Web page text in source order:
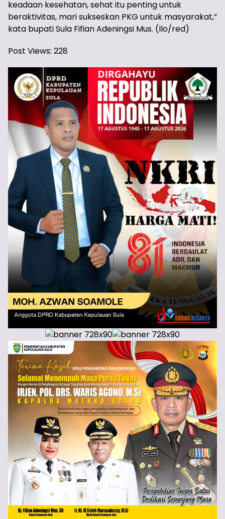
keadaan kesehatan, sehat itu penting untuk
beraktivitas, mari sukseskan PKG untuk masyarakat,”
kata bupati Sula Fifian Adeningsi Mus. (Ilo/red)
Post Views: 228